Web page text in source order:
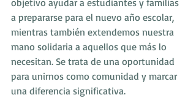
objetivo ayudar a estudiantes y familias
a prepararse para el nuevo año escolar,
mientras también extendemos nuestra
mano solidaria a aquellos que más lo
necesitan. Se trata de una oportunidad
para unirnos como comunidad y marcar
una diferencia significativa.